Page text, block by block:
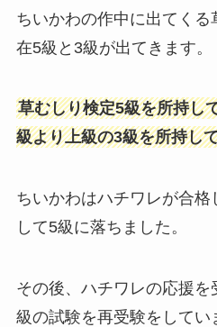
ちいかわの作中に出てく
在5級と3級が出てきます。
草むしり検定5級を所持し
級より上級の3級を所持し
ちいかわはハチワレが合
して5級に落ちました。
その後、ハチワレの応援
級の試験を再受験をしてい